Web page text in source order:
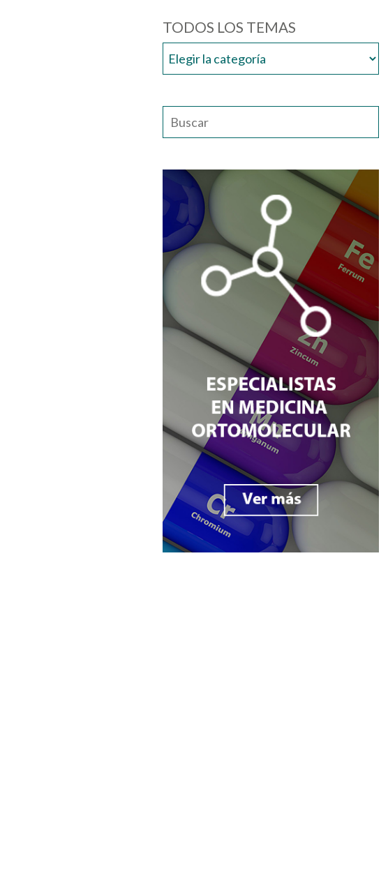
TODOS LOS TEMAS
TODOS
LOS
TEMAS